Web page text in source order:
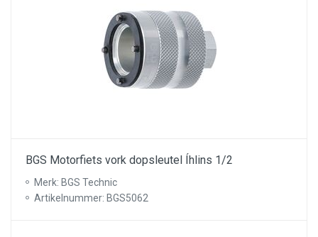
BGS Motorfiets vork dopsleutel Íhlins 1/2
Merk: BGS Technic
Artikelnummer: BGS5062